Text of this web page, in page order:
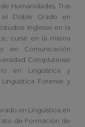
Humanidades. Tras
el Doble Grado en
Ingleses en la
cursé en la misma
en Comunicación
Complutense
en Lingüística y
Forense y
en Lingüística en
de Formación de